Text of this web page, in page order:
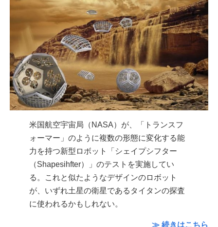
米国航空宇宙局（NASA）が、「トランスフ
ォーマー」のように複数の形態に変化する能
力を持つ新型ロボット「シェイプシフター
（Shapesihfter）」のテストを実施してい
る。これと似たようなデザインのロボット
が、いずれ土星の衛星であるタイタンの探査
に使われるかもしれない。
≫ 続きはこちら